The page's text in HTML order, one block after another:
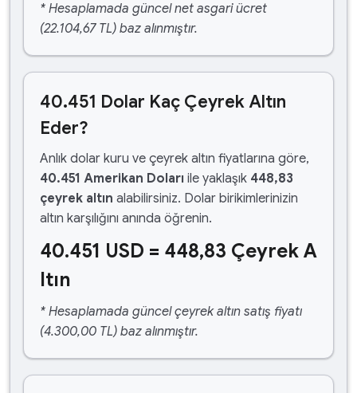
* Hesaplamada güncel net asgari ücret
(22.104,67 TL) baz alınmıştır.
40.451 Dolar Kaç Çeyrek Altın
Eder?
Anlık dolar kuru ve çeyrek altın fiyatlarına göre,
40.451 Amerikan Doları ile yaklaşık 448,83
çeyrek altın alabilirsiniz. Dolar birikimlerinizin
altın karşılığını anında öğrenin.
40.451 USD = 448,83 Çeyrek A
ltın
* Hesaplamada güncel çeyrek altın satış fiyatı
(4.300,00 TL) baz alınmıştır.